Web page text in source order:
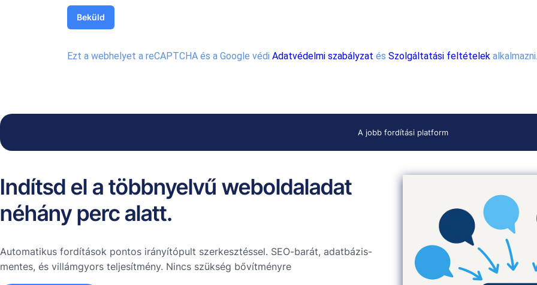
Ezt a webhelyet a reCAPTCHA és a Google védi Adatvédelmi szabályzat és Szolgáltatási feltételek alkalmazni.
A jobb fordítási platform
Indítsd el a többnyelvű weboldaladat
néhány perc alatt.
Automatikus fordítások pontos irányítópult szerkesztéssel. SEO-barát, adatbázis-
mentes, és villámgyors teljesítmény. Nincs szükség bővítményre